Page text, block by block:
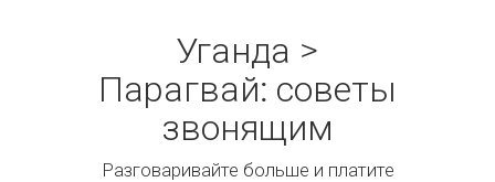
Уганда >
Парагвай: советы
звонящим
Разговаривайте больше и платите